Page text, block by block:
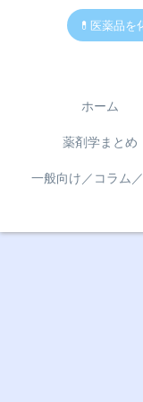
💊医薬品を
ホーム
薬剤学まとめ
一般向け／コラム